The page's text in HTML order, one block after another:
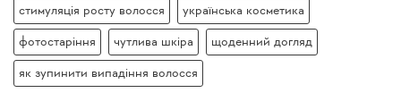
стимуляція росту волосся українська косметика
фотостаріння чутлива шкіра щоденний догляд
як зупинити випадіння волосся